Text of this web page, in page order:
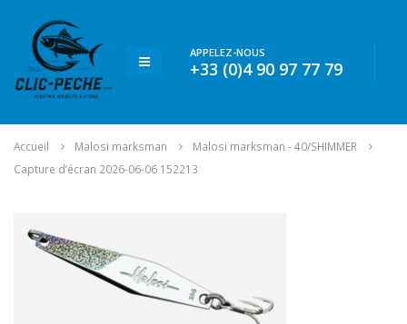
APPELEZ-NOUS
+33 (0)4 90 97 77 79
Accueil Malosi marksman
Malosi marksman - 40/SHIMMER
Capture d’écran 2026-06-06 152213